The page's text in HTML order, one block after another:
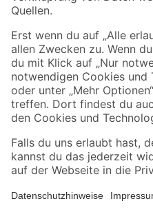
Sicher einkaufen
Jetzt die toom-App
Alle Preisangaben in EUR inkl. gesetzl.
Umständen nicht in allen Märkten verfügbar.
Produkte nur solange der Vorrat reicht.
*Paketversand ab 59 € versandkostenfrei,